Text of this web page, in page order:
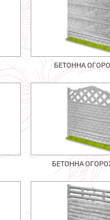
БЕТОННА
БЕТОННА